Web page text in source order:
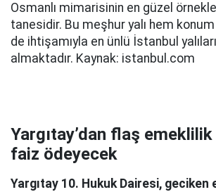
Osmanlı mimarisinin en güzel
tanesidir. Bu meşhur yalı hem
de ihtişamıyla en ünlü İstanbul
almaktadır. Kaynak: istanbul.com
Yargıtay’dan flaş emeklilik
faiz ödeyecek
Yargıtay 10. Hukuk Dairesi, geciken